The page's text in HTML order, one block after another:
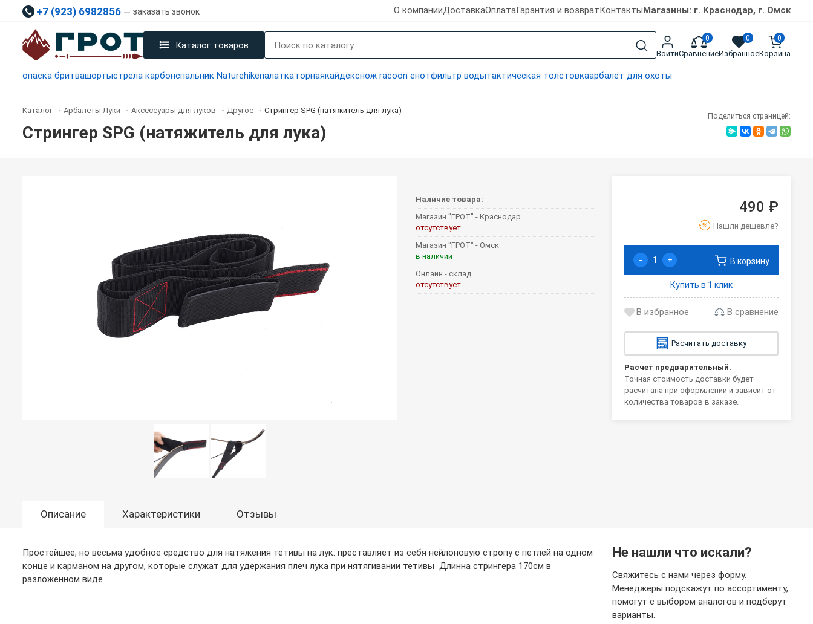
+7 (923) 6982856 заказать звонок О компанииДоставкаОплатаГарантия и возвратКонтактыМагазины: г. Краснодар, г. Омск
Каталог товаров
Войти
0
Сравнение
0
Избранное
0
Корзина
опаска бритвашортыстрела карбонспальник Naturehikeпалатка горнаякайдекснож racoon енотфильтр водытактическая толстовкаарбалет для охоты
Каталог - Арбалеты Луки - Аксессуары для луков - Другое - Стрингер SPG (натяжитель для лука)
Стрингер SPG (натяжитель для лука)
Поделиться страницей:
Наличие товара:
Магазин "ГРОТ" - Краснодар
отсутствует
Магазин "ГРОТ" - Омск
в наличии
Онлайн - склад
отсутствует
490 ₽
Нашли дешевле?
- + В корзину
Купить в 1 клик
В сравнение
Расчитать доставку
Расчет предварительный.
Точная стоимость доставки будет
расчитана при оформлении и зависит от
количества товаров в заказе.
Описание Характеристики Отзывы
Простейшее, но весьма удобное средство для натяжения тетивы на лук. преставляет из себя нейлоновую стропу с петлей на одном
конце и карманом на другом, которые служат для удержания плеч лука при нятягивании тетивы Длинна стрингера 170см в
разложенном виде
Не нашли что искали?
Свяжитесь с нами через форму.
Менеджеры подскажут по ассортименту,
помогут с выбором аналогов и подберут
варианты.